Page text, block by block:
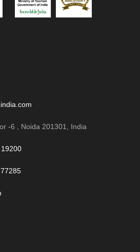
-6 , Noida 201301, India